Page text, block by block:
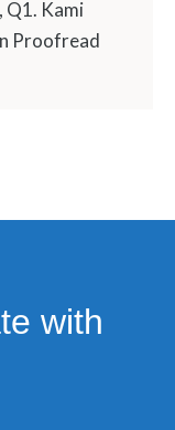
Q1. Kami
Proofread
with